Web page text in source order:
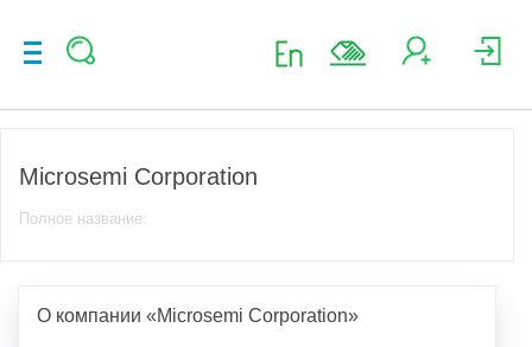
Microsemi Corporation
Полное название:
О компании «Microsemi Corporation»